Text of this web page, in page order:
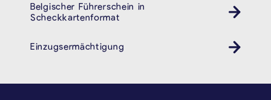
Belgischer Führerschein in
Scheckkartenformat
Einzugsermächtigung